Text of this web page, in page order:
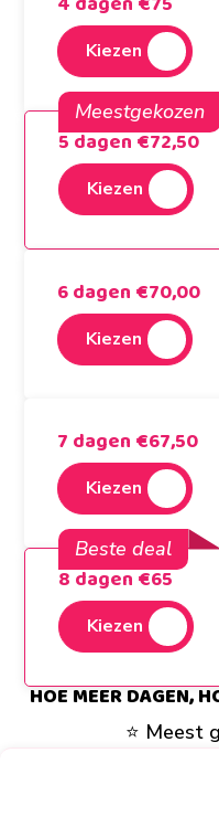
Kiezen
Meestgekozen
5 dagen €72,50
Kiezen
6 dagen €70,00
Kiezen
7 dagen €67,50
Kiezen
Beste deal
8 dagen €65
Kiezen
HOE MEER DAGEN,
⭐ Meest